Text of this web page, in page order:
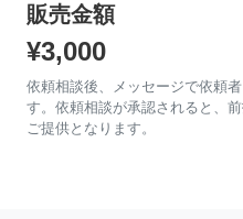
販売金額
¥3,000
依頼相談後、メッセージで依頼
す。依頼相談が承認されると、
ご提供となります。